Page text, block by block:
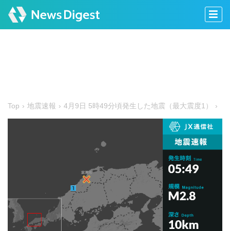
Top 地震速報 4月9日 5時49分頃発生した地震（最大震度1）